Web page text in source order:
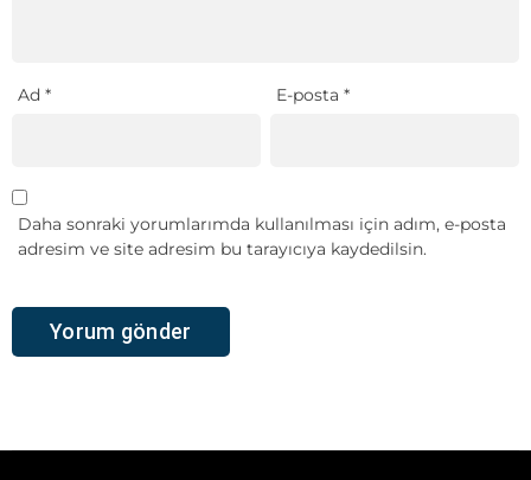
Ad * E-posta*
Daha sonraki yorumlarımda kullanılması için adım, e-posta
adresim ve site adresim bu tarayıcıya kaydedilsin.